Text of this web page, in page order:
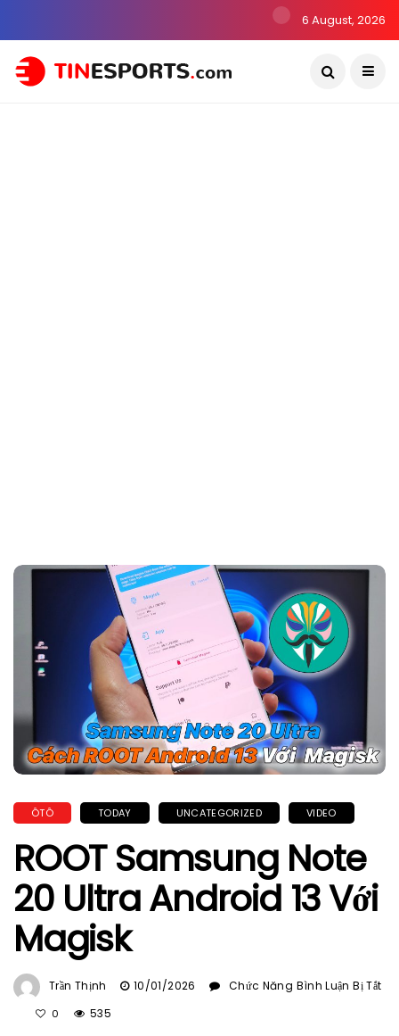
6 August, 2026
ÔTÔ TODAY UNCATEGORIZED VIDEO
ROOT Samsung Note
20 Ultra Android 13 Với
Magisk
Trần Thịnh 10/01/2026
Chức Năng Bình Luận Bị Tắt
0 535